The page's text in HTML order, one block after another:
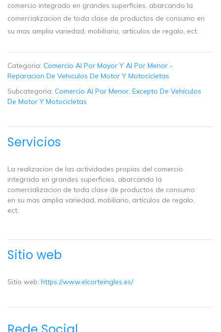
comercio integrado en grandes superficies, abarcando la
comercializacion de toda clase de productos de consumo en
su mas amplia variedad, mobiliario, articulos de regalo, ect.
Categoria: Comercio Al Por Mayor Y Al Por Menor -
Reparacion De Vehiculos De Motor Y Motocicletas
Subcategoria: Comercio Al Por Menor, Excepto De Vehículos
De Motor Y Motocicletas
Servicios
La realizacion de las actividades propias del comercio
integrado en grandes superficies, abarcando la
comercializacion de toda clase de productos de consumo
en su mas amplia variedad, mobiliario, articulos de regalo,
ect.
Sitio web
Sitio web: https://www.elcorteingles.es/